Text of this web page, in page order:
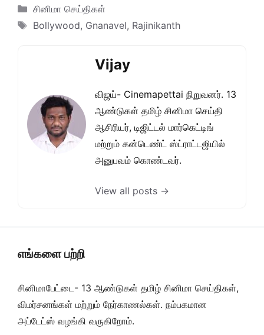
Categories
சினிமா செய்திகள்
Tags
Bollywood, Gnanavel, Rajinikanth
Vijay
விஜய்- Cinemapettai நிறுவனர். 13
ஆண்டுகள் தமிழ் சினிமா செய்தி
ஆசிரியர், டிஜிட்டல் மார்கெட்டிங்
மற்றும் கன்டெண்ட் ஸ்ட்ராட்டஜியில்
அனுபவம் கொண்டவர்.
View all posts →
எங்களை பற்றி
சினிமாபேட்டை- 13 ஆண்டுகள் தமிழ் சினிமா செய்திகள்,
விமர்சனங்கள் மற்றும் நேர்காணல்கள். நம்பகமான
அப்டேட்ஸ் வழங்கி வருகிறோம்.